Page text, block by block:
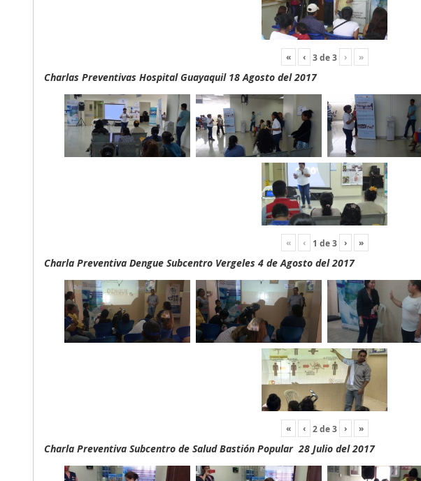
« ‹ 3de3 › »
Charlas Preventivas Hospital Guayaquil 18 Agosto del 2017
« ‹ 1 de3 › »
Charla Preventiva Dengue Subcentro Vergeles 4 de Agosto del 2017
« ‹ 2de3 › »
Charla Preventiva Subcentro de Salud Bastión Popular 28 Julio del 2017